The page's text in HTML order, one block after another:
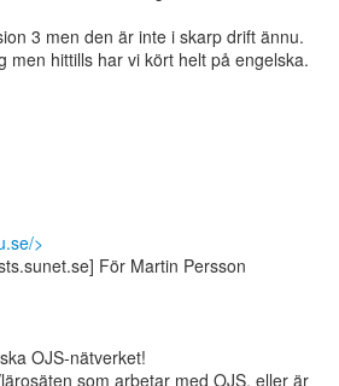
3 men den är inte i skarp drift ännu.
men hittills har vi kört helt på engelska.
>
För Martin Persson
OJS-nätverket!
som arbetar med OJS, eller är